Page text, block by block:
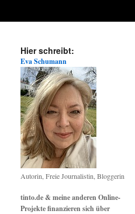
Hier schreibt:
Eva Schumann
Autorin, Freie Journalistin, Bloggerin
tinto.de & meine anderen Online-
Projekte finanzieren sich über